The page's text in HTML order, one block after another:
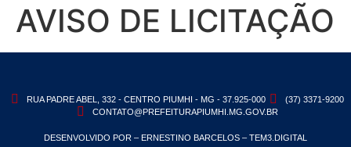
AVISO DE LICITAÇÃO
RUA PADRE ABEL, 332 - CENTRO PIUMHI - MG - 37.925-000
(37) 3371-9200
CONTATO@PREFEITURAPIUMHI.MG.GOV.BR
DESENVOLVIDO POR – ERNESTINO BARCELOS – TEM3.DIGITAL